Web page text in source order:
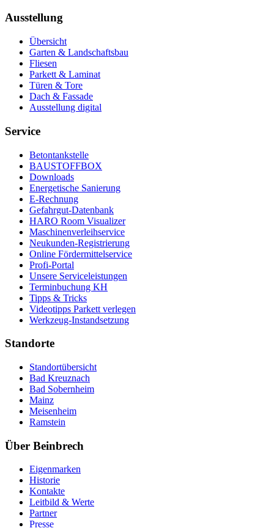
Ausstellung
Übersicht
Garten & Landschaftsbau
Fliesen
Parkett & Laminat
Türen & Tore
Dach & Fassade
Ausstellung digital
Service
Betontankstelle
BAUSTOFFBOX
Downloads
Energetische Sanierung
E-Rechnung
Gefahrgut-Datenbank
HARO Room Visualizer
Maschinenverleihservice
Neukunden-Registrierung
Online Fördermittelservice
Profi-Portal
Unsere Serviceleistungen
Terminbuchung KH
Tipps & Tricks
Videotipps Parkett verlegen
Werkzeug-Instandsetzung
Standorte
Standortübersicht
Bad Kreuznach
Bad Sobernheim
Mainz
Meisenheim
Ramstein
Über Beinbrech
Eigenmarken
Historie
Kontakte
Leitbild & Werte
Partner
Presse